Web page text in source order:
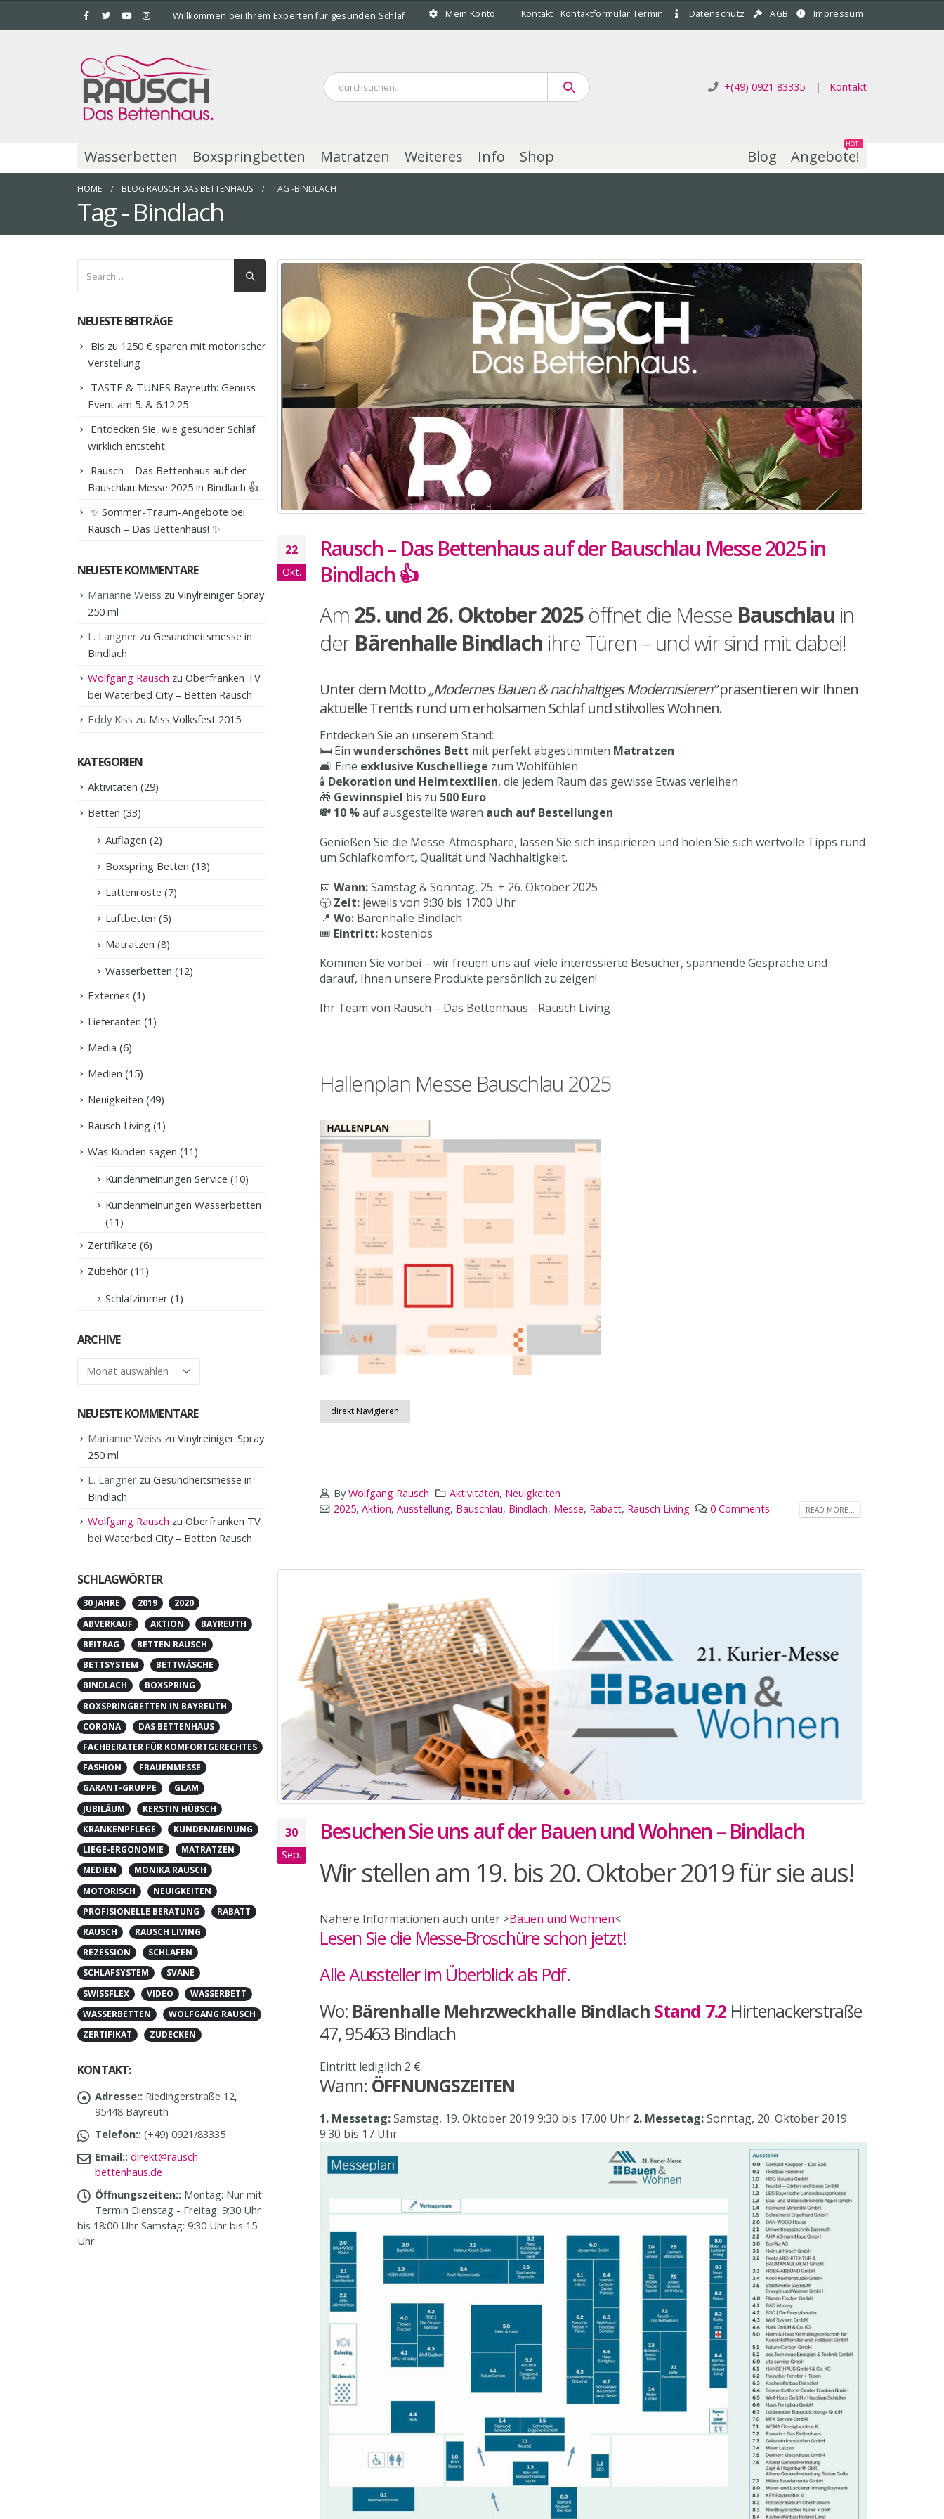
Willkommen bei Ihrem Experten für gesunden Schlaf Mein Konto Kontakt Kontaktformular Termin Datenschutz AGB Impressum
+(49) 0921 83335 | Kontakt
Wasserbetten Boxspringbetten Matratzen Weiteres Info Shop Blog Angebote!
HOT
HOME BLOG RAUSCH DAS BETTENHAUS TAG -BINDLACH
Tag - Bindlach
22
Okt.
Rausch – Das Bettenhaus auf der Bauschlau Messe 2025 in
Bindlach 👍
Am25. und 26. Oktober 2025öffnet die Messe Bauschlau in
derBärenhalle Bindlach ihre Türen – und wir sind mit dabei!
Unter dem Motto„Modernes Bauen & nachhaltiges Modernisieren“präsentieren wir Ihnen
aktuelle Trends rund um erholsamen Schlaf und stilvolles Wohnen.
Entdecken Sie an unserem Stand:
🛏️ Ein wunderschönes Bett mit perfekt abgestimmten Matratzen
🛋️ Eine exklusive Kuschelliege zum Wohlfühlen
🕯️ Dekoration und Heimtextilien, die jedem Raum das gewisse Etwas verleihen
🎁 Gewinnspiel bis zu 500 Euro
💸 10 %auf ausgestellte waren auch auf Bestellungen
Genießen Sie die Messe-Atmosphäre, lassen Sie sich inspirieren und holen Sie sich wertvolle Tipps rund
um Schlafkomfort, Qualität und Nachhaltigkeit.
📅 Wann:Samstag & Sonntag, 25. + 26. Oktober 2025
🕤 Zeit: jeweils von 9:30 bis 17:00 Uhr
📍 Wo: Bärenhalle Bindlach
🎟️ Eintritt: kostenlos
Kommen Sie vorbei – wir freuen uns auf viele interessierte Besucher, spannende Gespräche und
darauf, Ihnen unsere Produkte persönlich zu zeigen!
Ihr Team von Rausch – Das Bettenhaus - Rausch Living
Hallenplan Messe Bauschlau 2025
direkt Navigieren
ByWolfgang Rausch Aktivitäten, Neuigkeiten
2025,Aktion,Ausstellung, Bauschlau, Bindlach, Messe, Rabatt, Rausch Living 0 Comments READ MORE...
30
Sep.
Besuchen Sie uns auf der Bauen und Wohnen – Bindlach
Wir stellen am 19. bis 20. Oktober 2019 für sie aus!
Nähere Informationen auch unter >Bauen und Wohnen<
Lesen Siedie Messe-Broschüre schon jetzt!
Alle Aussteller im Überblick als Pdf.
Wo: Bärenhalle Mehrzweckhalle Bindlach Stand 7.2 Hirtenackerstraße
47,95463 Bindlach
Eintritt lediglich 2 €
Wann: ÖFFNUNGSZEITEN
1. Messetag:Samstag, 19. Oktober 2019 9:30 bis 17.00 Uhr 2. Messetag:Sonntag, 20. Oktober 2019
9.30 bis 17 Uhr
NEUESTE BEITRÄGE
Bis zu 1250 € sparen mit motorischer
Verstellung
TASTE & TUNES Bayreuth: Genuss-
Event am 5. & 6.12.25
Entdecken Sie, wie gesunder Schlaf
wirklich entsteht
Rausch – Das Bettenhaus auf der
Bauschlau Messe 2025 in Bindlach 👍
✨ Sommer-Traum-Angebote bei
Rausch – Das Bettenhaus! ✨
NEUESTE KOMMENTARE
Marianne Weiss zu Vinylreiniger Spray
250 ml
L. Langner zu Gesundheitsmesse in
Bindlach
Wolfgang Rausch zu Oberfranken TV
bei Waterbed City – Betten Rausch
Eddy Kiss zu Miss Volksfest 2015
KATEGORIEN
Aktivitäten (29)
Betten (33)
Auflagen (2)
Boxspring Betten (13)
Lattenroste (7)
Luftbetten (5)
Matratzen (8)
Wasserbetten (12)
Externes (1)
Lieferanten (1)
Media (6)
Medien (15)
Neuigkeiten (49)
Rausch Living (1)
Was Kunden sagen (11)
Kundenmeinungen Service (10)
Kundenmeinungen Wasserbetten
(11)
Zertifikate (6)
Zubehör (11)
Schlafzimmer (1)
ARCHIVE
Archive
NEUESTE KOMMENTARE
Marianne Weiss zu Vinylreiniger Spray
250 ml
L. Langner zu Gesundheitsmesse in
Bindlach
Wolfgang Rausch zu Oberfranken TV
bei Waterbed City – Betten Rausch
SCHLAGWÖRTER
30 JAHRE 2019
2020
ABVERKAUF
AKTION
BAYREUTH
BEITRAG
BETTEN RAUSCH
BETTSYSTEM
BETTWÄSCHE
BINDLACH
BOXSPRING
BOXSPRINGBETTEN IN BAYREUTH
CORONA
DAS BETTENHAUS
FACHBERATER FÜR KOMFORTGERECHTES
FASHION
FRAUENMESSE
GARANT-GRUPPE
GLAM
JUBILÄUM
KERSTIN HÜBSCH
KRANKENPFLEGE
KUNDENMEINUNG
LIEGE-ERGONOMIE
MATRATZEN
MEDIEN
MONIKA RAUSCH
MOTORISCH
NEUIGKEITEN
PROFISIONELLE BERATUNG
RABATT
RAUSCH
RAUSCH LIVING
REZESSION
SCHLAFEN
SCHLAFSYSTEM
SVANE
SWISSFLEX
VIDEO
WASSERBETT
WASSERBETTEN
WOLFGANG RAUSCH
ZERTIFIKAT
ZUDECKEN
KONTAKT:
Adresse:: Riedingerstraße 12,
95448 Bayreuth
Telefon:: (+49) 0921/83335
Email:: direkt@rausch-
bettenhaus.de
Öffnungszeiten:: Montag: Nur mit
Termin Dienstag - Freitag: 9:30 Uhr
bis 18:00 Uhr Samstag: 9:30 Uhr bis 15
Uhr